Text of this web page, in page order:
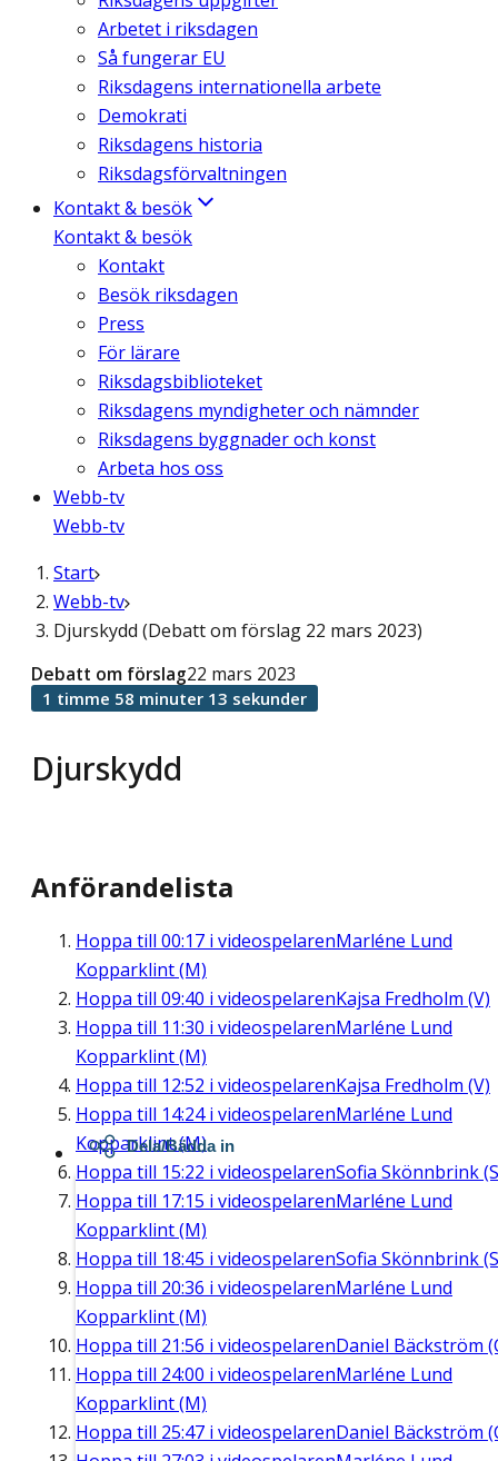
Arbetet i riksdagen
Så fungerar EU
Riksdagens internationella arbete
Demokrati
Riksdagens historia
Riksdagsförvaltningen
Kontakt & besök
Kontakt & besök
Kontakt
Besök riksdagen
Press
För lärare
Riksdagsbiblioteket
Riksdagens myndigheter och nämnder
Riksdagens byggnader och konst
Arbeta hos oss
Webb-tv
Webb-tv
Start
Webb-tv
Djurskydd (Debatt om förslag 22 mars 2023)
Djurskydd
Debatt om förslag22 mars 2023
1 timme 58 minuter 13 sekunder
Anförandelista
Hoppa till 00:17 i videospelarenMarléne Lund
Kopparklint (M)
Hoppa till 09:40 i videospelarenKajsa Fredholm (V)
Hoppa till 11:30 i videospelarenMarléne Lund
Kopparklint (M)
Hoppa till 12:52 i videospelarenKajsa Fredholm (V)
Hoppa till 14:24i videospelarenMarléne Lund
Kopparklint (M)
Hoppa till 15:22 i videospelarenSofia Skönnbrink
Hoppa till 17:15 i videospelarenMarléne Lund
Kopparklint (M)
Hoppa till 18:45 i videospelarenSofia Skönnbrink
Hoppa till 20:36 i videospelarenMarléne Lund
Kopparklint (M)
Hoppa till 21:56 i videospelarenDaniel Bäckström
Hoppa till 24:00 i videospelarenMarléne Lund
Kopparklint (M)
Hoppa till 25:47 i videospelarenDaniel Bäckström
Dela/Bädda in